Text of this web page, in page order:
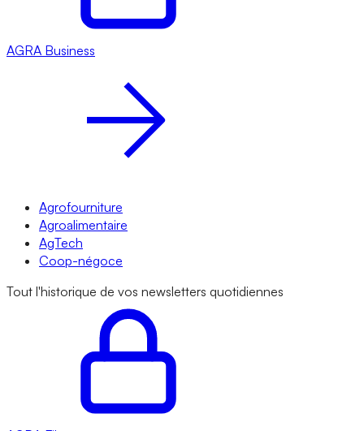
AGRA Business
Agrofourniture
Agroalimentaire
AgTech
Coop-négoce
Tout l'historique de vos newsletters quotidiennes